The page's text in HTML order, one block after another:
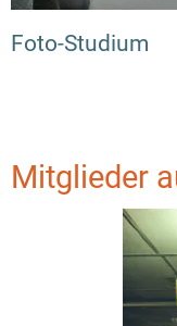
Foto-Studium
Mitglieder